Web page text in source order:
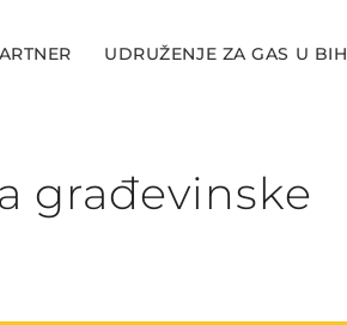
UDRUŽENJE ZA GAS U BIH
građevinske